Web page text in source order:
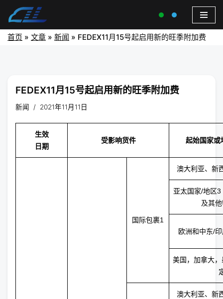
首页 » 文章 » 新闻 » FEDEX11月15号起启用新的旺季附加费
FEDEX11月15号起启用新的旺季附加费
新闻 2021年11月11日
生效
日期
受影响货件 起始国家或
国际包裹1
澳大利亚、新
亚太国家/地区3
及其
欧洲和中东/
美国，加拿大
澳大利亚、新